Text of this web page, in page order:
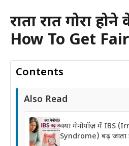
रातों रात गोरा होने
How To Get
Contents
Also Read
क्या मेनोपॉज़ में IBS
Syndrome) बढ़ जाता